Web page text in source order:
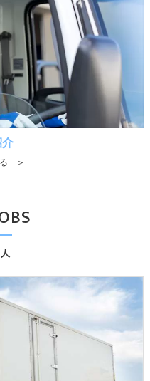
＞